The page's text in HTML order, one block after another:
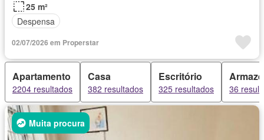
25 m²
Despensa
02/07/2026 em Properstar
Apartamento
2204 resultados
Casa
382 resultados
Escritório
325 resultados 36
Muita procura